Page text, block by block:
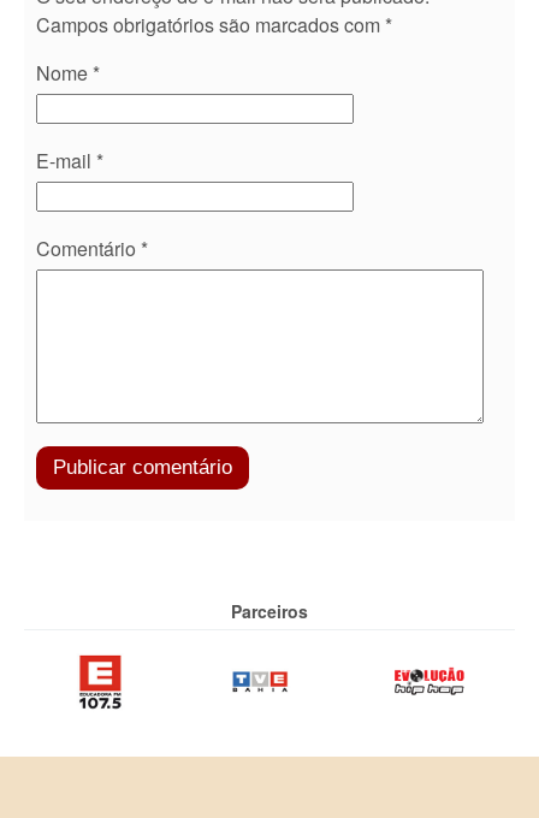
Campos obrigatórios são marcados com *
Nome *
E-mail *
Comentário *
Parceiros